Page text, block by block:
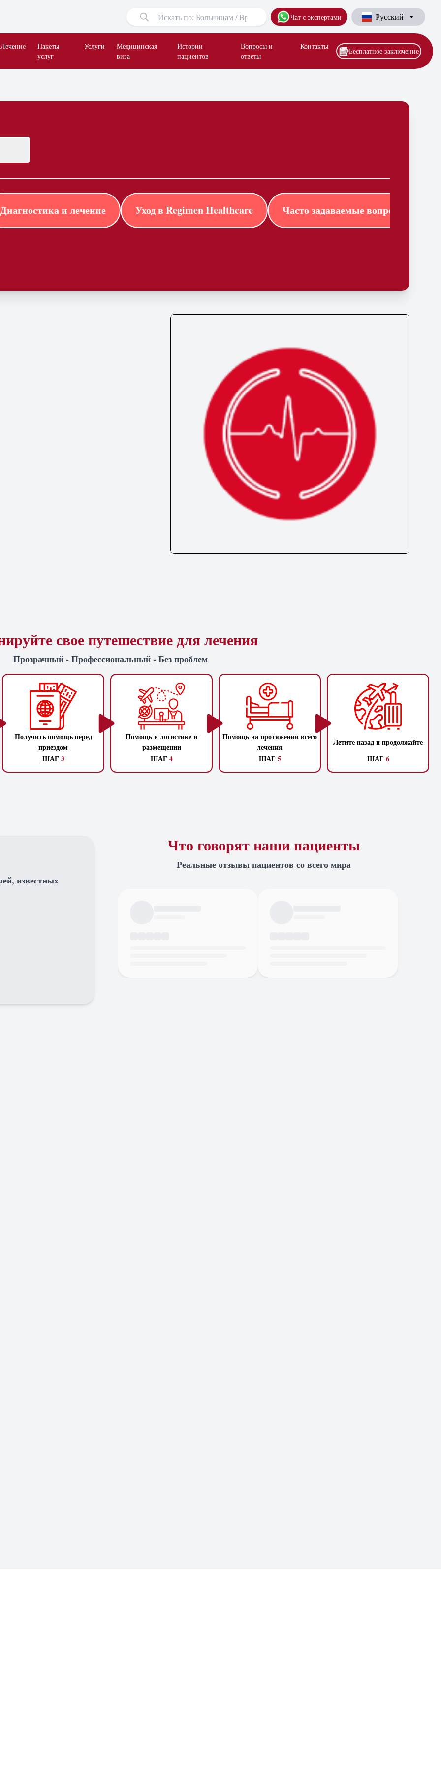
Чат с экспертами Русский
Лечение
Пакеты
услуг
Услуги
Медицинская
виза
Истории
пациентов
Вопросы и
ответы
Контакты
Бесплатное заключение
Диагностика и лечение Уход в Regimen Healthcare Часто задаваемые вопросы
свое путешествие для лечения
Прозрачный - Профессиональный - Без проблем
Получить помощь перед
приездом
ШАГ3
Помощь в логистике и
размещении
ШАГ4
Помощь на протяжении всего
лечения
ШАГ5
Летите назад и продолжайте
ШАГ6
известных
Что говорят наши пациенты
Реальные отзывы пациентов со всего мира